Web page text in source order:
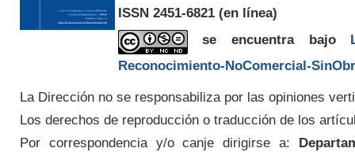
ISSN 2451-6821 (en línea)
se encuentra bajo
Reconocimiento-NoComercial-
La Dirección no se responsabiliza por las opiniones
Los derechos de reproducción o traducción de los
Por correspondencia y/o canje dirigirse a: